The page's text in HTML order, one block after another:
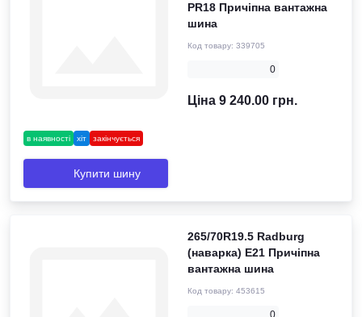
в наявності хіт закінчується
PR18 Причіпна вантажна
шина
Код товару: 339705
0
Ціна 9 240.00 грн.
Купити шину
265/70R19.5 Radburg
(наварка) E21 Причіпна
вантажна шина
Код товару: 453615
0